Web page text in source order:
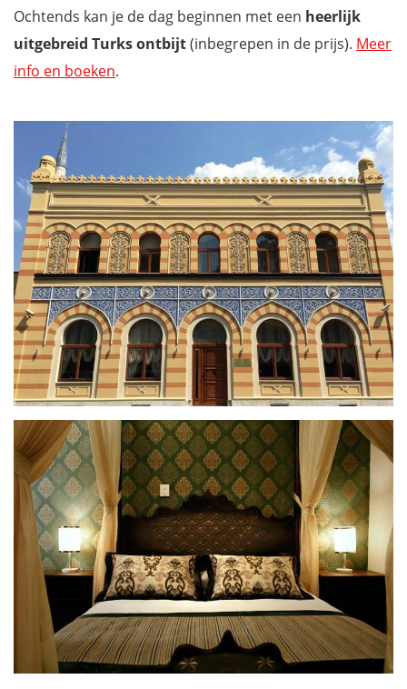
Ochtends kan je de dag beginnen met een heerlijk
uitgebreid Turks ontbijt(inbegrepen in de prijs). Meer
info en boeken.